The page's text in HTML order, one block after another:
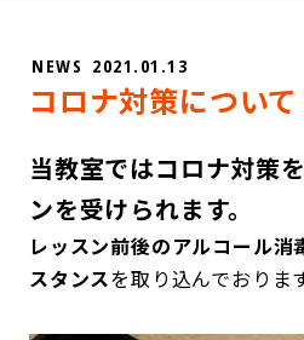
NEWS 2021.01.13
コロナ対策について
当教室ではコロナ対策
ンを受けられます。
レッスン前後のアルコール消
スタンスを取り込んでおりま